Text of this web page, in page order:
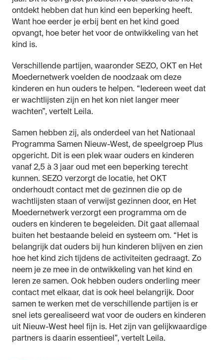
ontdekt hebben dat hun kind een beperking heeft.
Want hoe eerder je erbij bent en het kind goed
opvangt, hoe beter het voor de ontwikkeling van het
kind is.
Verschillende partijen, waaronder SEZO, OKT en Het
Moedernetwerk voelden de noodzaak om deze
kinderen en hun ouders te helpen. “Iedereen weet dat
er wachtlijsten zijn en het kon niet langer meer
wachten”, vertelt Leila.
Samen hebben zij, als onderdeel van het Nationaal
Programma Samen Nieuw-West, de speelgroep Plus
opgericht. Dit is een plek waar ouders en kinderen
vanaf 2,5 à 3 jaar oud met een beperking terecht
kunnen. SEZO verzorgt de locatie, het OKT
onderhoudt contact met de gezinnen die op de
wachtlijsten staan of verwijst gezinnen door, en Het
Moedernetwerk verzorgt een programma om de
ouders en kinderen te begeleiden. Dit gaat allemaal
buiten het bestaande beleid en systeem om. “Het is
belangrijk dat ouders bij hun kinderen blijven en zien
hoe het kind zich tijdens de activiteiten gedraagt. Zo
neem je ze mee in de ontwikkeling van het kind en
leren ze samen. Ook hebben ouders onderling meer
contact met elkaar, dat is ook heel belangrijk. Door
samen te werken met de verschillende partijen is er
snel iets gerealiseerd wat voor de ouders en kinderen
uit Nieuw-West heel fijn is. Het zijn van gelijkwaardige
partners is daarin essentieel”, vertelt Leila.